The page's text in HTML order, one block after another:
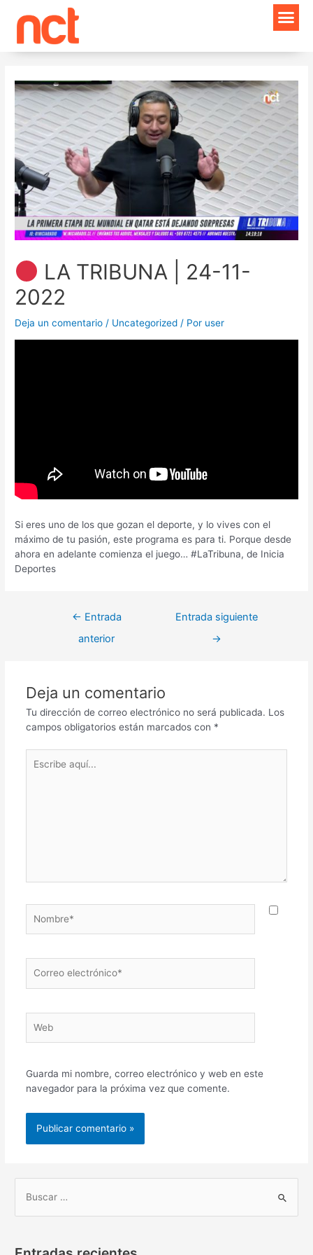
contenido
LA TRIBUNA | 24-11-
2022
Deja un comentario / Uncategorized / Por user
Si eres uno de los que gozan el deporte, y lo vives con el
máximo de tu pasión, este programa es para ti. Porque desde
ahora en adelante comienza el juego… #LaTribuna, de Inicia
Deportes
Navegación
de
entradas
← Entrada
anterior
Entrada siguiente
→
Deja un comentario
Tu dirección de correo electrónico no será publicada. Los
campos obligatorios están marcados con *
aquí...
electrónico*
Guarda mi nombre, correo electrónico y web en este
navegador para la próxima vez que comente.
u